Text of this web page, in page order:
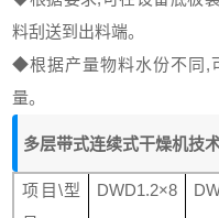
料刮送到出料端。
◆根据产量物料水份不同 ,
量。
多层带式连续式干燥机技
项目 \型
DWD1.2×8